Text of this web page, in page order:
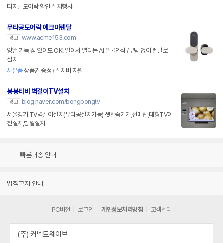
디지털도어락 할인 설치행사
무타공도어락 에크미렌탈
광고 www.acme153.com
양손 가득 짐 있어도 OK! 알아서 열리는 AI 얼굴인식 /부담 없이 렌탈로
설치
사은품상품권 증정+설치비 지원
봉봉티비 벽걸이TV설치
광고
blog.naver.com/bongbongtv
서울경기 TV벽걸이설치(무타공설치가능) 셋탑숨기기,선매립,대형TV이
전설치,당일설치
빠른배송 안내
법적고지 안내
PC버전 로그인 개인정보처리방침 고객센터
(주) 커넥트웨이브